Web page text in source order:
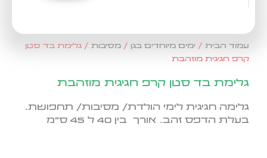
עמוד הבית/ימים מיוחדים בגן/ מסיבות/ גלימת בד סטן
קרפ חגיגית מוזהבת
גלימת בד סטן קרפ חגיגית מוזהבת
גלימה חגיגית לימי הולדת/ מסיבות/ תחפושת.
בעלת הדפס זהב. אורך בין 40 ל 45 ס"מ